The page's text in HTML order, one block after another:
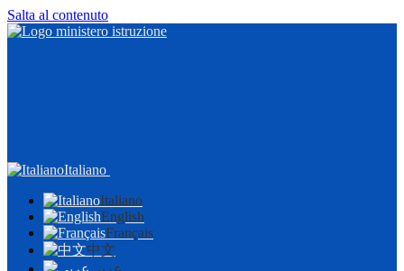
Salta al contenuto
Italiano
Italiano
English
Français
中文